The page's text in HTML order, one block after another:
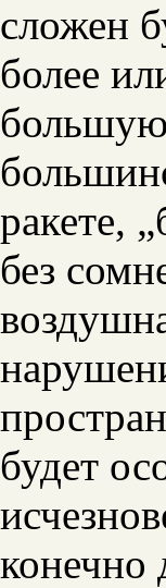
сложен
более
большую
ракете,
без
будет
конечно